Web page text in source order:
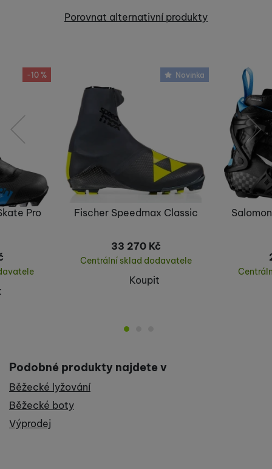
RecenzePorovnat alternativní produkty
následující
Novinka
Fischer Speedmax Classic
33 270 Kč
Centrální sklad dodavatele
Koupit
-10 %
Pro
Podobné produkty najdete v
Běžecké lyžování
Běžecké boty
Výprodej